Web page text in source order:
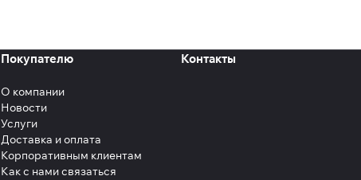
Покупателю
О компании
Новости
Услуги
Доставка и оплата
Корпоративным клиентам
Как с нами связаться
Контакты